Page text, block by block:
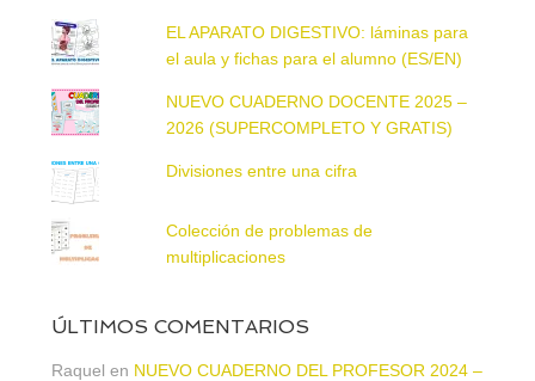
EL APARATO DIGESTIVO: láminas para
el aula y fichas para el alumno (ES/EN)
NUEVO CUADERNO DOCENTE 2025 –
2026 (SUPERCOMPLETO Y GRATIS)
Divisiones entre una cifra
Colección de problemas de
multiplicaciones
ÚLTIMOS COMENTARIOS
Raquel en NUEVO CUADERNO DEL PROFESOR 2024 –